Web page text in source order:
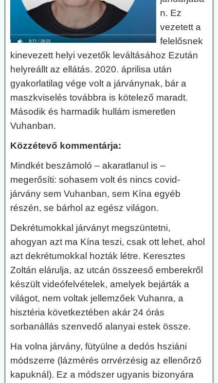
n. Ez
vezetett a
felelősnek
kinevezett helyi vezetők leváltásához Ezután
helyreállt az ellátás. 2020. áprilisa után
gyakorlatilag vége volt a járványnak, bár a
maszkviselés továbbra is kötelező maradt.
Második és harmadik hullám ismeretlen
Vuhanban.
Közzétevő kommentárja:
Mindkét beszámoló – akaratlanul is –
megerősíti: sohasem volt és nincs covid-
járvány sem Vuhanban, sem Kína egyéb
részén, se bárhol az egész világon.
Dekrétumokkal járványt megszüntetni,
ahogyan azt ma Kína teszi, csak ott lehet, ahol
azt dekrétumokkal hozták létre. Keresztes
Zoltán elárulja, az utcán összeeső emberekről
készült videófelvételek, amelyek bejárták a
világot, nem voltak jellemzőek Vuhanra, a
hisztéria következtében akár 24 órás
sorbanállás szenvedő alanyai estek össze.
Ha volna járvány, fütyülne a dedós hsziáni
módszerre (lázmérés orrvérzésig az ellenőrző
kapuknál). Ez a módszer ugyanis bizonyára